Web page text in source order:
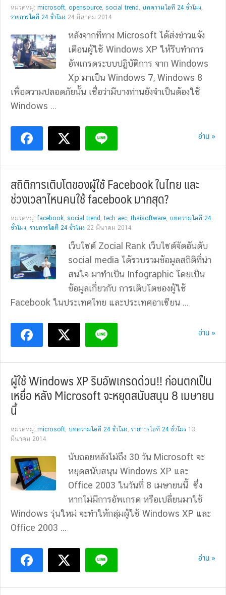
หมวดหมู่: microsoft, opensource, social trend , บทความไอที 24 ชั่วโมง,
รายการไอที 24 ชั่วโมง 24 มีนาคม 2014
หลังจากที่ทาง Microsoft ได้ส่งข่าวแจ้ง
เตือนผู้ใช้ Windows XP ให้รีบทำการ
อัพเกรดระบบปฏิบัติการ จาก Windows
Xp มาเป็น Windows 7, Windows 8
เพื่อความปลอดภัยนั้น เชื่อว่ามีบางท่านยังจำเป็นต้องใช้
Windows ...
อ่าน »
สถิติการเติบโตของผู้ใช้ Facebook ในไทย และ
ช่วงเวลาไหนคนใช้ facebook มากสุด?
หมวดหมู่:facebook, social trend ,tech aec,thaisoftware, บทความไอที 24
ชั่วโมง, รายการไอที 24 ชั่วโมง 22 มีนาคม 2014
เว็บไซต์ Zocial Rank เว็บไซต์จัดอันดับ
social media ได้รวบรวมข้อมูลสถิติที่น่า
สนใจ มาทำเป็น Infographic โดยเป็น
ข้อมูลเกี่ยวกับ การเติบโตของผู้ใช้
Facebook ในประเทศไทย และประเทศอาเซียน ...
อ่าน »
ผู้ใช้ Windows XP รีบอัพเกรดด่วน!! ก่อนตกเป็น
เหยื่อ หลัง Microsoft จะหยุดสนับสนุน 8 เมษายน
นี้
หมวดหมู่: microsoft, บทความไอที 24 ชั่วโมง, รายการไอที 24 ชั่วโมง 13
มีนาคม 2014
นับถอยหลังไม่ถึง 30 วัน Microsoft จะ
หยุดสนับสนุน Windows XP และ
Office 2003 ในวันที่ 8 เมษายนนี้ ซึ่ง
หากไม่มีการอัพเกรด หรือเปลี่ยนมาใช้
Windows รุ่นใหม่ จะทำให้กลุ่มผู้ใช้ Windows XP และ
Office 2003 ...
อ่าน »